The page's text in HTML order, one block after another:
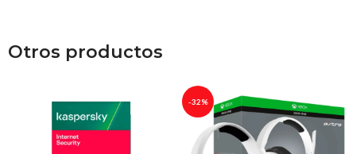
Otros productos
-32%